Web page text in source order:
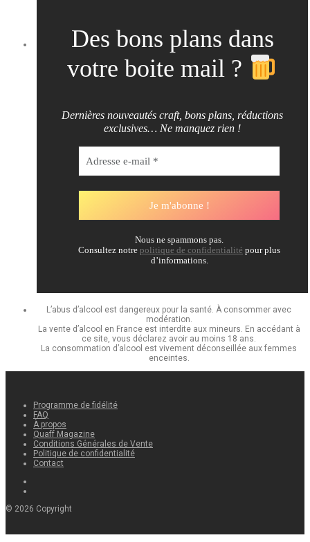
Des bons plans dans
votre boite mail ?
Dernières nouveautés craft, bons plans, réductions
exclusives… Ne manquez rien !
Nous ne spammons pas.
Consultez notre politique de confidentialité pour plus
d’informations.
L’abus d’alcool est dangereux pour la santé. À consommer avec
modération.
La vente d’alcool en France est interdite aux mineurs. En accédant à
ce site, vous déclarez avoir au moins 18 ans.
La consommation d’alcool est vivement déconseillée aux femmes
enceintes.
Programme de fidélité
FAQ
À propos
Quaff Magazine
Conditions Générales de Vente
Politique de confidentialité
Contact
© 2026 Copyright